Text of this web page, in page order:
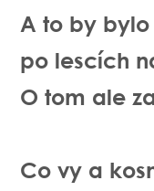
A to by
po lescích
O tom ale
Co vy a